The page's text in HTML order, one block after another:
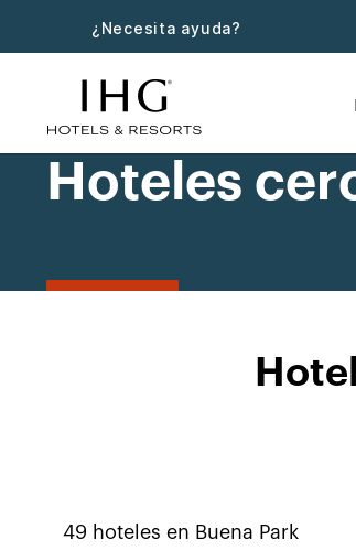
¿Necesita ayuda?
Hoteles
49 hoteles en Buena Park